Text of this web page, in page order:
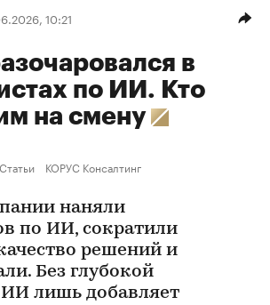
10:21
в
по ИИ. Кто
на смену
Статьи КОРУС Консалтинг
наняли
по ИИ, сократили
решений и
Без глубокой
лишь добавляет